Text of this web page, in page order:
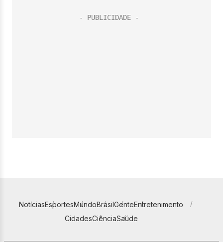
NotíciasEsportesMundoBrasilGenteEntretenimento
CidadesCiênciaSaúde